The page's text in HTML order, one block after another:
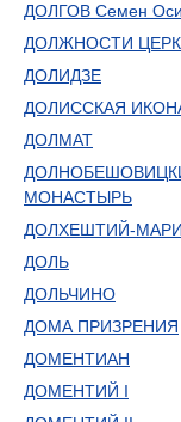
ДОЛГОВ Семен
ДОЛЖНОСТИ
ДОЛИДЗЕ
ДОЛИССКАЯ
ДОЛМАТ
МОНАСТЫРЬ
ДОЛХЕШТИЙ-МАРИ
ДОЛЬ
ДОЛЬЧИНО
ДОМА ПРИЗРЕНИЯ
ДОМЕНТИАН
ДОМЕНТИЙ I